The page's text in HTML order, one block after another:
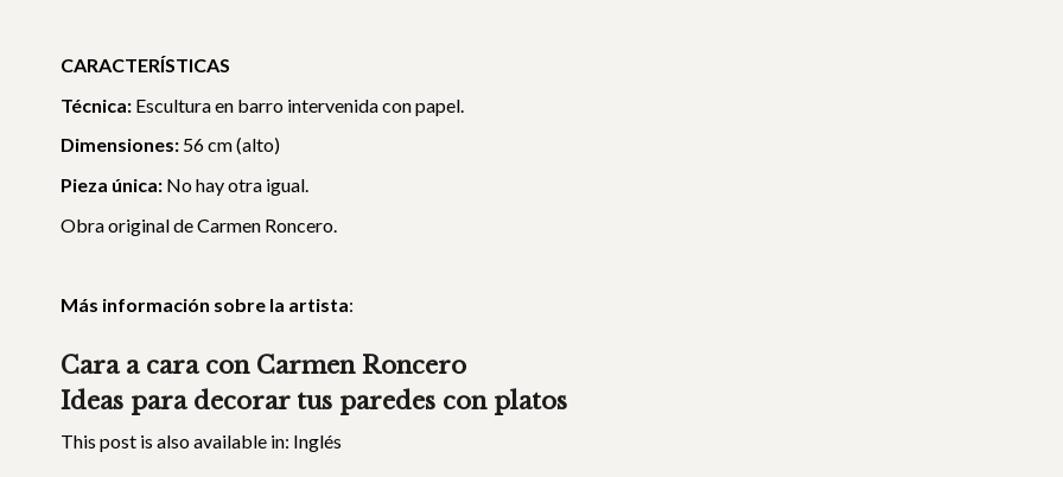
CARACTERÍSTICAS
Técnica: Escultura en barro intervenida con papel.
Dimensiones: 56 cm (alto)
Pieza única: No hay otra igual.
Obra original de Carmen Roncero.
Más información sobre la artista:
Cara a cara con Carmen Roncero
Ideas para decorar tus paredes con platos
This post is also available in: Inglés